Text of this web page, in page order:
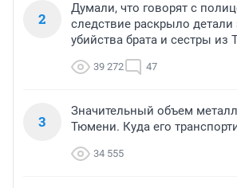
2
Думали, что говорят с
следствие раскрыло детали
убийства брата и сестры из
39 272 47
3
Значительный объем
Тюмени. Куда его
34 555